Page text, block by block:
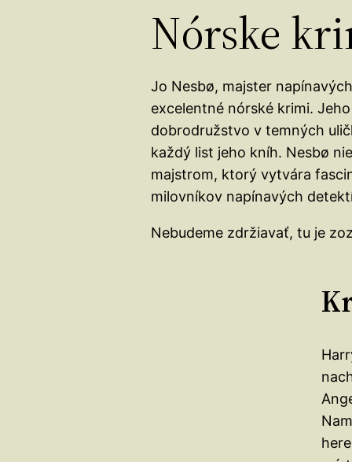
Nórske
Jo Nesbø, majster
excelentné nórské krimi.
dobrodružstvo v temných
každý list jeho kníh. Nesbø
majstrom, ktorý vytvára
milovníkov napínavých
Nebudeme zdržiavať, tu je